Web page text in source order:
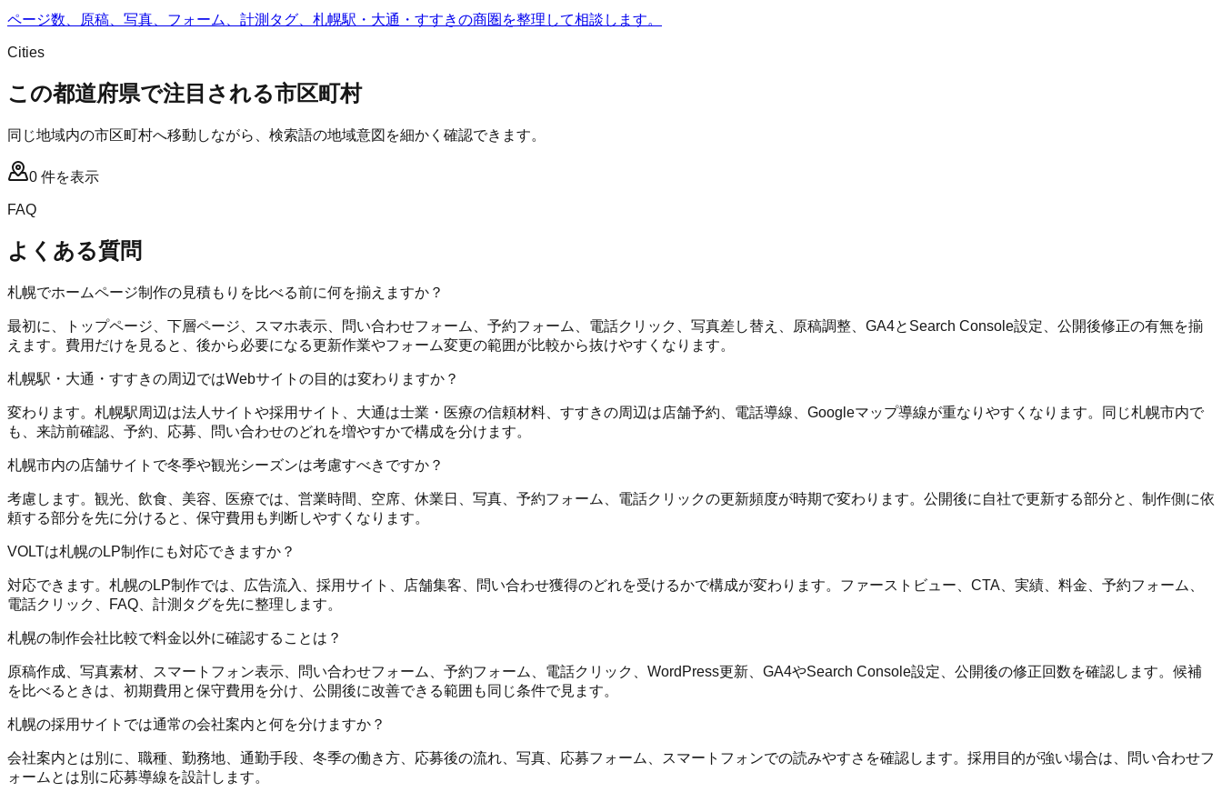
ページ数、原稿、写真、フォーム、計測タグ、札幌駅・大通・すすきの商圏を整理して相談します。
Cities
この都道府県で注目される市区町村
同じ地域内の市区町村へ移動しながら、検索語の地域意図を細かく確認できます。
0 件を表示
FAQ
よくある質問
札幌でホームページ制作の見積もりを比べる前に何を揃えますか？
最初に、トップページ、下層ページ、スマホ表示、問い合わせフォーム、予約フォーム、電話クリック、写真差し替え、原稿調整、GA4とSearch Console設定、公開後修正の有無を揃
えます。費用だけを見ると、後から必要になる更新作業やフォーム変更の範囲が比較から抜けやすくなります。
札幌駅・大通・すすきの周辺ではWebサイトの目的は変わりますか？
変わります。札幌駅周辺は法人サイトや採用サイト、大通は士業・医療の信頼材料、すすきの周辺は店舗予約、電話導線、Googleマップ導線が重なりやすくなります。同じ札幌市内で
も、来訪前確認、予約、応募、問い合わせのどれを増やすかで構成を分けます。
札幌市内の店舗サイトで冬季や観光シーズンは考慮すべきですか？
考慮します。観光、飲食、美容、医療では、営業時間、空席、休業日、写真、予約フォーム、電話クリックの更新頻度が時期で変わります。公開後に自社で更新する部分と、制作側に依
頼する部分を先に分けると、保守費用も判断しやすくなります。
VOLTは札幌のLP制作にも対応できますか？
対応できます。札幌のLP制作では、広告流入、採用サイト、店舗集客、問い合わせ獲得のどれを受けるかで構成が変わります。ファーストビュー、CTA、実績、料金、予約フォーム、
電話クリック、FAQ、計測タグを先に整理します。
札幌の制作会社比較で料金以外に確認することは？
原稿作成、写真素材、スマートフォン表示、問い合わせフォーム、予約フォーム、電話クリック、WordPress更新、GA4やSearch Console設定、公開後の修正回数を確認します。候補
を比べるときは、初期費用と保守費用を分け、公開後に改善できる範囲も同じ条件で見ます。
札幌の採用サイトでは通常の会社案内と何を分けますか？
会社案内とは別に、職種、勤務地、通勤手段、冬季の働き方、応募後の流れ、写真、応募フォーム、スマートフォンでの読みやすさを確認します。採用目的が強い場合は、問い合わせフ
ォームとは別に応募導線を設計します。